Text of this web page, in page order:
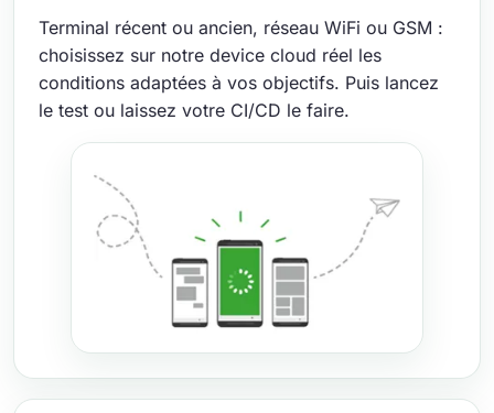
Terminal récent ou ancien, réseau WiFi ou GSM :
choisissez sur notre device cloud réel les
conditions adaptées à vos objectifs. Puis lancez
le test ou laissez votre CI/CD le faire.